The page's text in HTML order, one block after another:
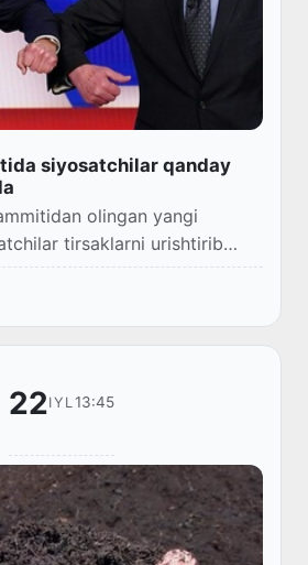
siyosatchilar qanday
olingan yangi
tirsaklarni urishtirib
etgan arxiv suratlarini
etamiz.
22IYL 13:45